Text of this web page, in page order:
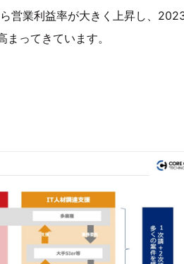
営業利益率が大きく上昇し、
ってきています。